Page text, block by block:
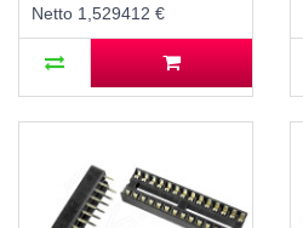
Netto 1,529412 €